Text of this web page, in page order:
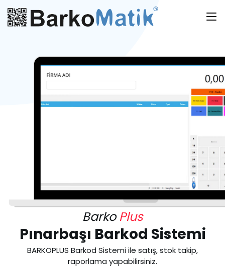
BarkoPlus
Pınarbaşı Barkod Sistemi
BARKOPLUS Barkod Sistemi ile satış, stok takip,
raporlama yapabilirsiniz.